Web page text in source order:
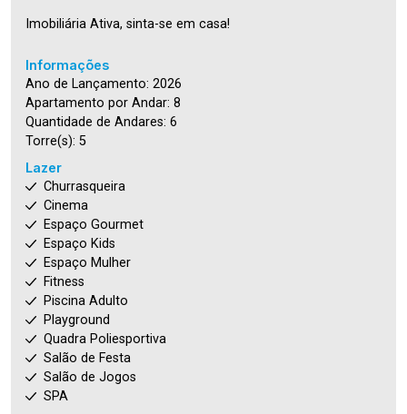
Imobiliária Ativa, sinta-se em casa!
Informações
Ano de Lançamento: 2026
Apartamento por Andar: 8
Quantidade de Andares: 6
Torre(s): 5
Lazer
Churrasqueira
Cinema
Espaço Gourmet
Espaço Kids
Espaço Mulher
Fitness
Piscina Adulto
Playground
Quadra Poliesportiva
Salão de Festa
Salão de Jogos
SPA